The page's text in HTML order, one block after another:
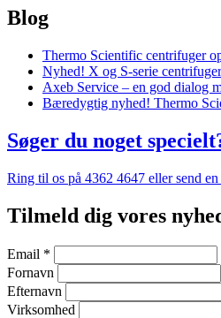
Andet
indhold
Blog
Thermo Scientific centrifuger
Nyhed! X og S-serie
Axeb Service – en god dialog
Bæredygtig nyhed! Thermo
Søger du noget
Ring til os på 4362 4647 eller send
Tilmeld dig vores
Email *
Fornavn
Efternavn
Virksomhed